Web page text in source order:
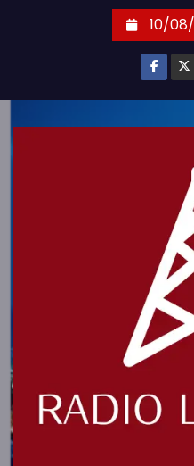
10/